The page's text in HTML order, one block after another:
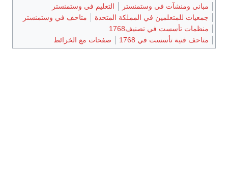
مباني ومنشآت في وستمنستر
التعليم في وستمنستر
جمعيات للمتعلمين في المملكة المتحدة
متاحف في وستمنستر
منظمات تأسست في تصنيف1768
متاحف فنية تأسست في 1768
صفحات مع الخرائط